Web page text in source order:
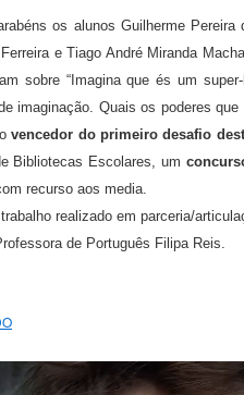
os alunos Guilherme
e Tiago André Miranda
sobre “Imagina que és um
imaginação. Quais os poderes
vencedor do primeiro desafio
Bibliotecas Escolares, um
recurso aos media.
realizado em parceria/
de Português Filipa Reis.